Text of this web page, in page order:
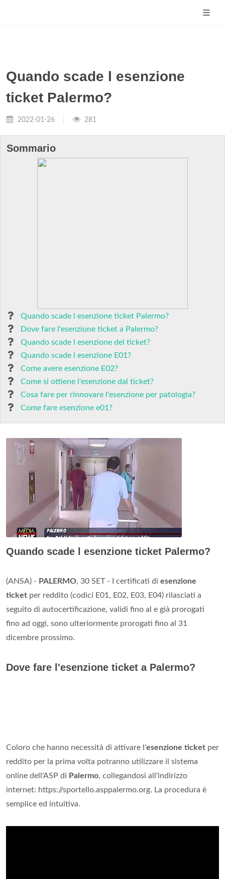
Quando scade l esenzione
ticket Palermo?
2022-01-26 281
Sommario
Quando scade l esenzione ticket Palermo?
Dove fare l'esenzione ticket a Palermo?
Quando scade l esenzione del ticket?
Quando scade l esenzione E01?
Come avere esenzione E02?
Come si ottiene l'esenzione dal ticket?
Cosa fare per rinnovare l'esenzione per patologia?
Come fare esenzione e01?
Quando scade l esenzione ticket Palermo?
(ANSA) - PALERMO, 30 SET - I certificati di esenzione
ticket per reddito (codici E01, E02, E03, E04) rilasciati a
seguito di autocertificazione, validi fino al e già prorogati
fino ad oggi, sono ulteriormente prorogati fino al 31
dicembre prossimo.
Dove fare l'esenzione ticket a Palermo?
Coloro che hanno necessità di attivare l'esenzione ticket per
reddito per la prima volta potranno utilizzare il sistema
online dell'ASP di Palermo, collegandosi all'indirizzo
internet: https://sportello.asppalermo.org. La procedura è
semplice ed intuitiva.